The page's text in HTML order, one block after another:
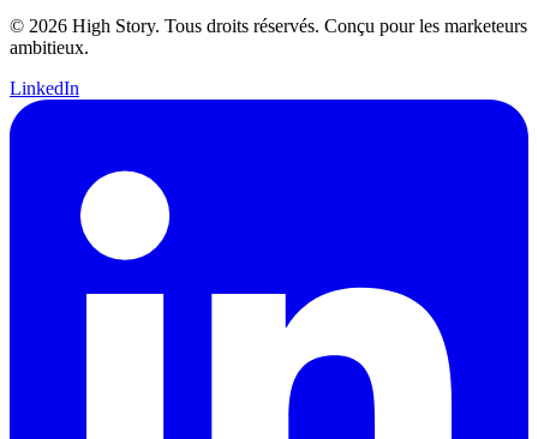
© 2026 High Story. Tous droits réservés. Conçu pour les marketeurs
ambitieux.
LinkedIn